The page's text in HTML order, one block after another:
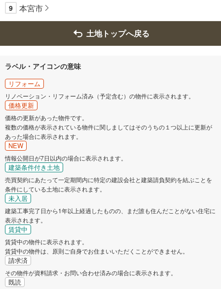
9 本宮市
土地トップへ戻る
ラベル・アイコンの意味
リフォーム
リノベーション・リフォーム済み（予定含む）の物件に表示されます。
価格更新
価格の更新があった物件です。
複数の価格が表示されている物件に関しましてはそのうちの１つ以上に更新が
あった場合に表示されます。
NEW
情報公開日が7日以内の場合に表示されます。
建築条件付き土地
売買契約にあたって一定期間内に特定の建設会社と建築請負契約を結ぶことを
条件にしている土地に表示されます。
未入居
建築工事完了日から1年以上経過したものの、まだ誰も住んだことがない住宅に
表示されます。
賃貸中
賃貸中の物件に表示されます。
賃貸中の物件は、原則ご自身でお住まいいただくことができません。
請求済
その物件が資料請求・お問い合わせ済みの場合に表示されます。
既読